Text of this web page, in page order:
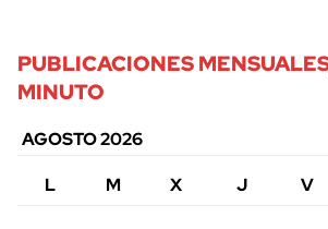
PUBLICACIONES
MINUTO
AGOSTO 2026
L
M X J V